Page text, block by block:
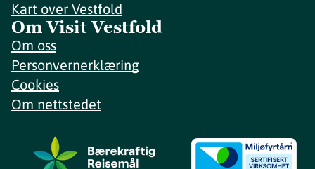
Kart over Vestfold
Om Visit Vestfold
Om oss
Personvernerklæring
Cookies
Om nettstedet